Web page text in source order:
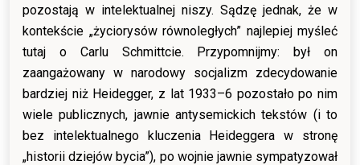
pozostają w intelektualnej niszy. Sądzę jednak, że w
kontekście „życiorysów równoległych” najlepiej myśleć
tutaj o Carlu Schmittcie. Przypomnijmy: był on
zaangażowany w narodowy socjalizm zdecydowanie
bardziej niż Heidegger, z lat 1933–6 pozostało po nim
wiele publicznych, jawnie antysemickich tekstów (i to
bez intelektualnego kluczenia Heideggera w stronę
„historii dziejów bycia”), po wojnie jawnie sympatyzował